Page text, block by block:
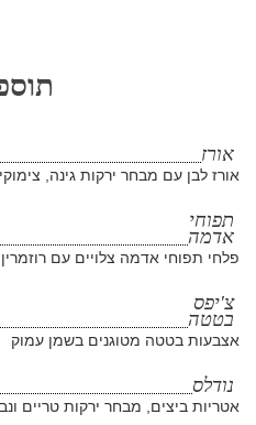
אורז
אורז לבן עם מבחר ירקות גינה,
תפוחי
אדמה
פלחי תפוחי אדמה צלויים עם
צ'יפס
בטטה
אצבעות בטטה מטוגנים בשמן עמוק
נודלס
אטריות ביצים, מבחר ירקות טריים